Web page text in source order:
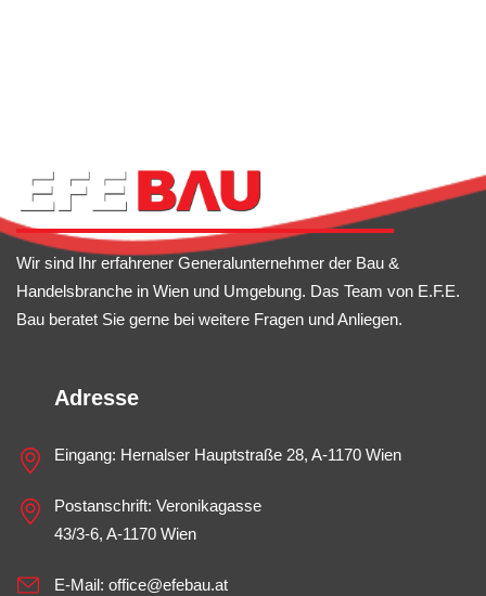
Wir sind Ihr erfahrener Generalunternehmer der Bau &
Handelsbranche in Wien und Umgebung. Das Team von E.F.E.
Bau beratet Sie gerne bei weitere Fragen und Anliegen.
Adresse
Eingang: Hernalser Hauptstraße 28, A-1170 Wien
Postanschrift: Veronikagasse
43/3-6, A-1170 Wien
E-Mail: office@efebau.at